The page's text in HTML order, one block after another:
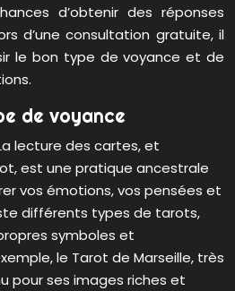
d’obtenir des réponses
d’une consultation gratuite, il
le bon type de voyance et de
de voyance
lecture des cartes, et
est une pratique ancestrale
vos émotions, vos pensées et
différents types de tarots,
symboles et
le Tarot de Marseille, très
pour ses images riches et